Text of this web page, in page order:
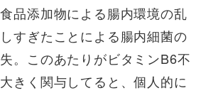
品添加物による腸内環境の乱
すぎたことによる腸内細菌の
。このあたりがビタミンB6不
きく関与してると、個人的に